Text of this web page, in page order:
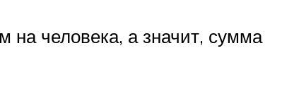
человека, а значит, сумма